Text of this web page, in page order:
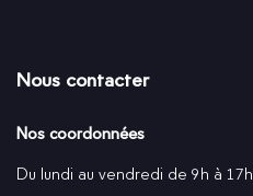
Nous contacter
Nos coordonnées
Du lundi au vendredi de 9h à 17h